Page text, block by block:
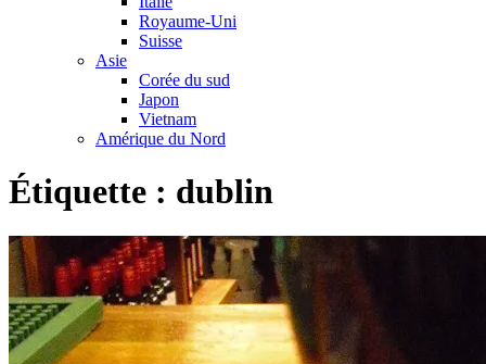
Royaume-Uni
Suisse
Asie
Corée du sud
Japon
Vietnam
Amérique du Nord
Étiquette : dublin